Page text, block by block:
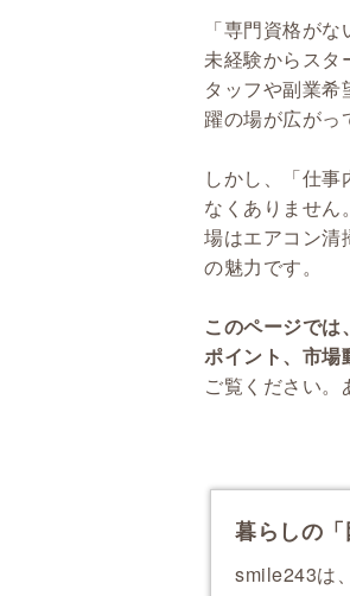
「専門資格が
未経験からスタ
タッフや副業
躍の場が広がっ
しかし、「仕
なくありません
場はエアコン清
の魅力です。
このページで
ポイント、市場
ご覧ください。
暮らしの
smile243は